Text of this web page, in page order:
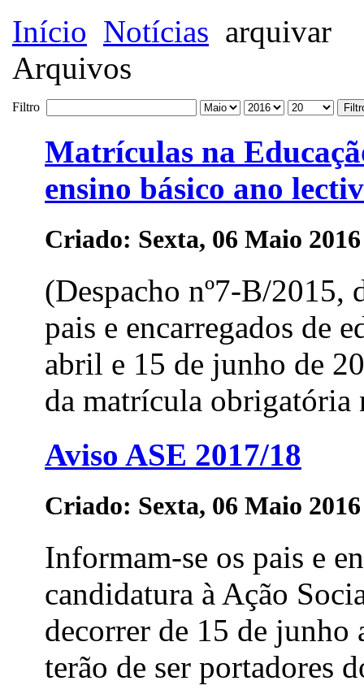
Início Notícias arquivar
Arquivos
Filtro
Matrículas na
ensino básico ano
Criado: Sexta, 06 Maio
(Despacho nº7-B/2015,
pais e encarregados de
abril e 15 de junho de
da matrícula obrigatória
Aviso ASE 2017/18
Criado: Sexta, 06 Maio
Informam-se os pais e
candidatura à Ação
decorrer de 15 de junho
terão de ser portadores